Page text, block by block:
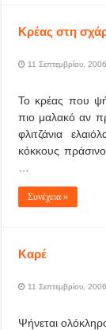
Κρέας στη
11 Σεπτεμβρίου, 2006
Το κρέας που
πιο μαλακό αν
φλιτζάνια
κόκκους
Συνέχεια »
Καρέ
11 Σεπτεμβρίου, 2006
Ψήνεται